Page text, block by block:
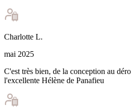
Charlotte L.
mai 2025
C'est très bien, de la conception au
l'excellente Hélène de Panafieu